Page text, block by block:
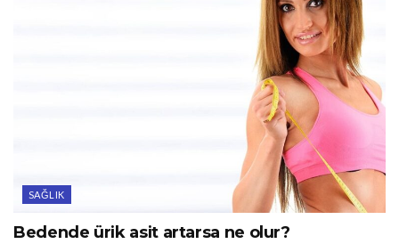
SAĞLIK
Bedende ürik asit artarsa ne olur?